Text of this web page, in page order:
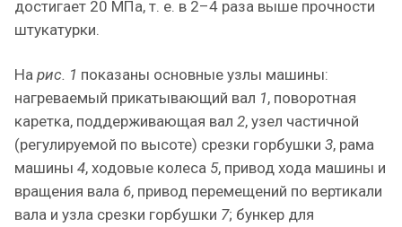
достигает 20 МПа, т. е. в 2–4 раза выше прочности
штукатурки.
На рис. 1 показаны основные узлы машины:
нагреваемый прикатывающий вал 1, поворотная
каретка, поддерживающая вал 2, узел частичной
(регулируемой по высоте) срезки горбушки 3, рама
машины 4, ходовые колеса 5, привод хода машины и
вращения вала 6, привод перемещений по вертикали
вала и узла срезки горбушки 7; бункер для